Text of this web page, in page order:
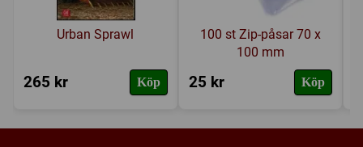
Urban Sprawl
265 kr Köp
100 st Zip-påsar 70 x
100 mm
25 kr Köp